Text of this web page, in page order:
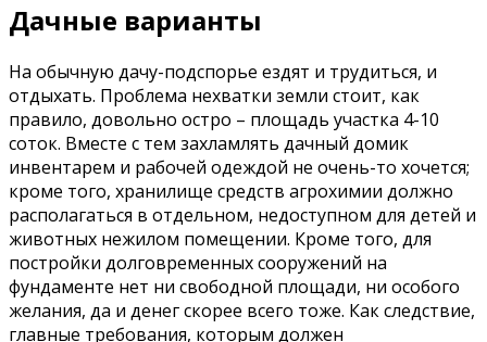
Дачные варианты
На обычную дачу-подспорье ездят и трудиться, и
отдыхать. Проблема нехватки земли стоит, как
правило, довольно остро – площадь участка 4-10
соток. Вместе с тем захламлять дачный домик
инвентарем и рабочей одеждой не очень-то хочется;
кроме того, хранилище средств агрохимии должно
располагаться в отдельном, недоступном для детей и
животных нежилом помещении. Кроме того, для
постройки долговременных сооружений на
фундаменте нет ни свободной площади, ни особого
желания, да и денег скорее всего тоже. Как следствие,
главные требования, которым должен